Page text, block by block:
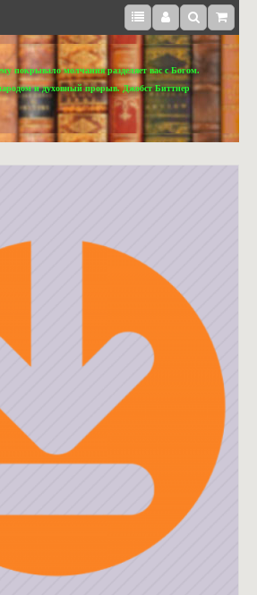
покрывало молчания разделяет вас с Богом.
и духовный прорыв. Джобст Биттнер